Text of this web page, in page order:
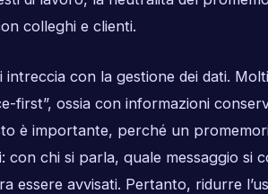
colleghi e clienti.
intreccia con la gestione dei dati.
first”, ossia con informazioni
è importante, perché un
con chi si parla, quale messaggio si
essere avvisati. Pertanto, ridurre